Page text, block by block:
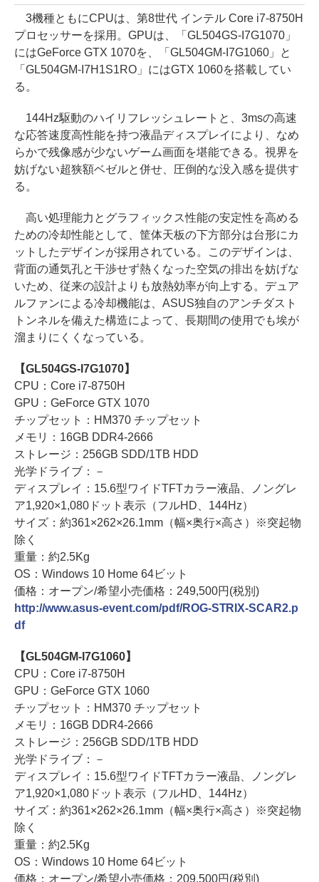
3機種ともにCPUは、第8世代 インテル Core i7-8750H
プロセッサーを採用。GPUは、「GL504GS-I7G1070」
にはGeForce GTX 1070を、「GL504GM-I7G1060」と
「GL504GM-I7H1S1RO」にはGTX 1060を搭載してい
る。
144Hz駆動のハイリフレッシュレートと、3msの高速
な応答速度高性能を持つ液晶ディスプレイにより、なめ
らかで残像感が少ないゲーム画面を堪能できる。視界を
妨げない超狭額ベゼルと併せ、圧倒的な没入感を提供す
る。
高い処理能力とグラフィックス性能の安定性を高める
ための冷却性能として、筐体天板の下方部分は台形にカ
ットしたデザインが採用されている。このデザインは、
背面の通気孔と干渉せず熱くなった空気の排出を妨げな
いため、従来の設計よりも放熱効率が向上する。デュア
ルファンによる冷却機能は、ASUS独自のアンチダスト
トンネルを備えた構造によって、長期間の使用でも埃が
溜まりにくくなっている。
【GL504GS-I7G1070】
CPU：Core i7-8750H
GPU：GeForce GTX 1070
チップセット：HM370 チップセット
メモリ：16GB DDR4-2666
ストレージ：256GB SDD/1TB HDD
光学ドライブ：－
ディスプレイ：15.6型ワイドTFTカラー液晶、ノングレ
ア1,920×1,080ドット表示（フルHD、144Hz）
サイズ：約361×262×26.1mm（幅×奥行×高さ）※突起物
除く
重量：約2.5Kg
OS：Windows 10 Home 64ビット
価格：オープン/希望小売価格：249,500円(税別)
http://www.asus-event.com/pdf/ROG-STRIX-SCAR2.p
df
【GL504GM-I7G1060】
CPU：Core i7-8750H
GPU：GeForce GTX 1060
チップセット：HM370 チップセット
メモリ：16GB DDR4-2666
ストレージ：256GB SDD/1TB HDD
光学ドライブ：－
ディスプレイ：15.6型ワイドTFTカラー液晶、ノングレ
ア1,920×1,080ドット表示（フルHD、144Hz）
サイズ：約361×262×26.1mm（幅×奥行×高さ）※突起物
除く
重量：約2.5Kg
OS：Windows 10 Home 64ビット
価格：オープン/希望小売価格：209,500円(税別)